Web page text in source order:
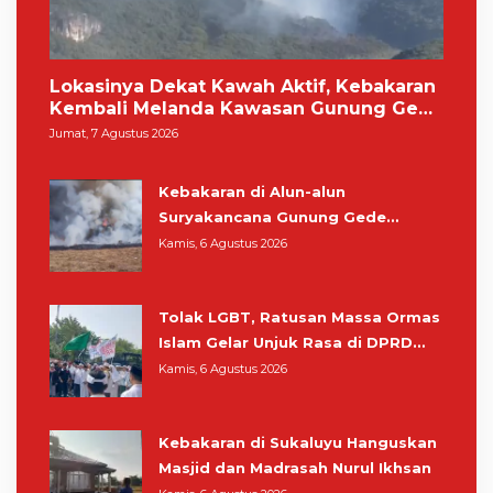
Lokasinya Dekat Kawah Aktif, Kebakaran
Kembali Melanda Kawasan Gunung Gede
Pangrango
Jumat, 7 Agustus 2026
Kebakaran di Alun-alun
Suryakancana Gunung Gede
Pangrango, Relawan dan Warga
Kamis, 6 Agustus 2026
Tolak LGBT, Ratusan Massa Ormas
Islam Gelar Unjuk Rasa di DPRD
Cianjur
Kamis, 6 Agustus 2026
Kebakaran di Sukaluyu Hanguskan
Masjid dan Madrasah Nurul Ikhsan